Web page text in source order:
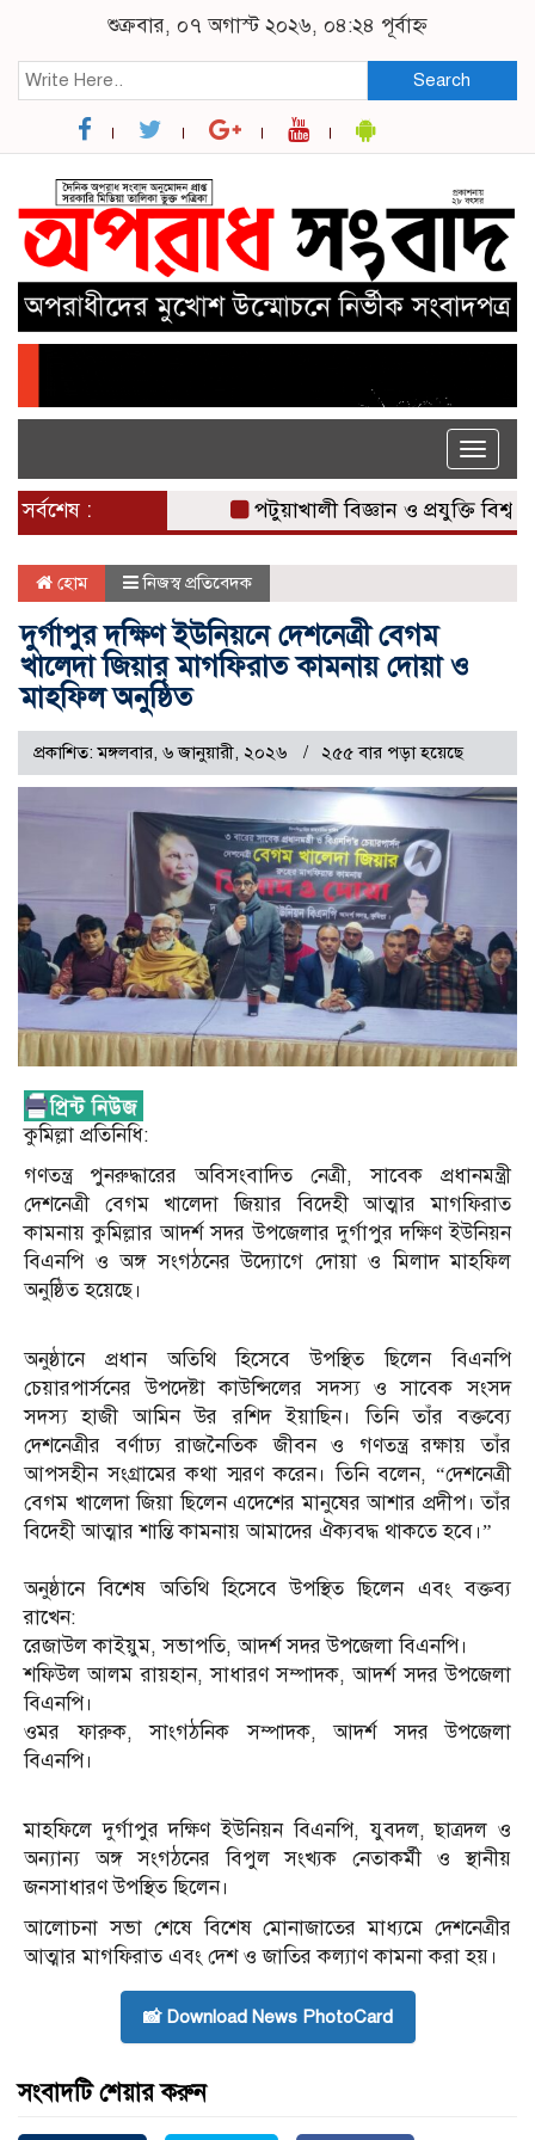
শুক্রবার, ০৭ অগাস্ট ২০২৬, ০৪:২৪ পূর্বাহ্ন
Search
Toggle
সর্বশেষ : পটুয়াখালী বিজ্ঞান ও প্রযুক্তি
হোম নিজস্ব প্রতিবেদক
দুর্গাপুর দক্ষিণ ইউনিয়নে দেশনেত্রী বেগম
খালেদা জিয়ার মাগফিরাত কামনায় দোয়া ও
মাহফিল অনুষ্ঠিত
প্রকাশিত: মঙ্গলবার, ৬ জানুয়ারী, ২০২৬ ২৫৫ বার পড়া হয়েছে
​কুমিল্লা প্রতিনিধি:
গণতন্ত্র পুনরুদ্ধারের অবিসংবাদিত নেত্রী, সাবেক প্রধানমন্ত্রী
দেশনেত্রী বেগম খালেদা জিয়ার বিদেহী আত্মার মাগফিরাত
কামনায় কুমিল্লার আদর্শ সদর উপজেলার দুর্গাপুর দক্ষিণ ইউনিয়ন
বিএনপি ও অঙ্গ সংগঠনের উদ্যোগে দোয়া ও মিলাদ মাহফিল
অনুষ্ঠিত হয়েছে।
​অনুষ্ঠানে প্রধান অতিথি হিসেবে উপস্থিত ছিলেন বিএনপি
চেয়ারপার্সনের উপদেষ্টা কাউন্সিলের সদস্য ও সাবেক সংসদ
সদস্য হাজী আমিন উর রশিদ ইয়াছিন। তিনি তাঁর বক্তব্যে
দেশনেত্রীর বর্ণাঢ্য রাজনৈতিক জীবন ও গণতন্ত্র রক্ষায় তাঁর
আপসহীন সংগ্রামের কথা স্মরণ করেন। তিনি বলেন, “দেশনেত্রী
বেগম খালেদা জিয়া ছিলেন এদেশের মানুষের আশার প্রদীপ। তাঁর
বিদেহী আত্মার শান্তি কামনায় আমাদের ঐক্যবদ্ধ থাকতে হবে।”
​অনুষ্ঠানে বিশেষ অতিথি হিসেবে উপস্থিত ছিলেন এবং বক্তব্য
রাখেন:
​রেজাউল কাইয়ুম, সভাপতি, আদর্শ সদর উপজেলা বিএনপি।
​শফিউল আলম রায়হান, সাধারণ সম্পাদক, আদর্শ সদর উপজেলা
বিএনপি।
​ওমর ফারুক, সাংগঠনিক সম্পাদক, আদর্শ সদর উপজেলা
বিএনপি।
​মাহফিলে দুর্গাপুর দক্ষিণ ইউনিয়ন বিএনপি, যুবদল, ছাত্রদল ও
অন্যান্য অঙ্গ সংগঠনের বিপুল সংখ্যক নেতাকর্মী ও স্থানীয়
জনসাধারণ উপস্থিত ছিলেন।
আলোচনা সভা শেষে বিশেষ মোনাজাতের মাধ্যমে দেশনেত্রীর
আত্মার মাগফিরাত এবং দেশ ও জাতির কল্যাণ কামনা করা হয়।
📸 Download News PhotoCard
সংবাদটি শেয়ার করুন